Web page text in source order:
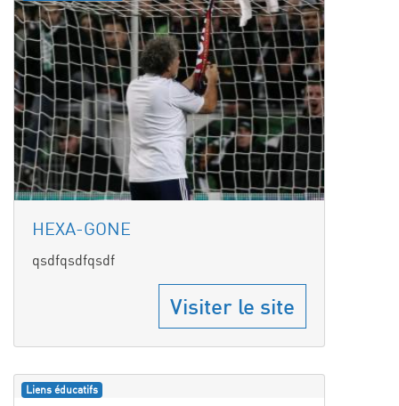
HEXA-GONE
qsdfqsdfqsdf
Visiter le site
Liens éducatifs